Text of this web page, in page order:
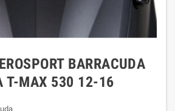
BARRACUDA
T-MAX 530 12-16